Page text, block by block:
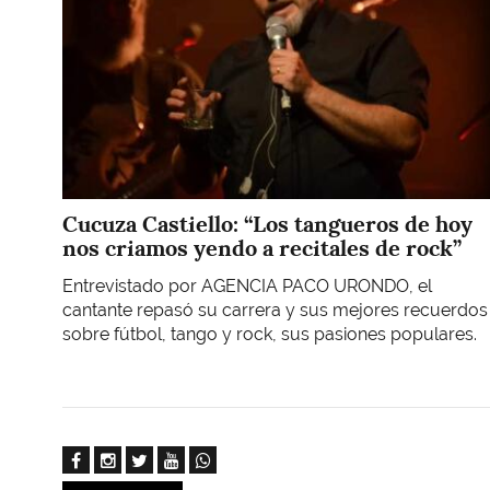
Cucuza Castiello: “Los tangueros de hoy
nos criamos yendo a recitales de rock”
Entrevistado por AGENCIA PACO URONDO, el
cantante repasó su carrera y sus mejores recuerdos
sobre fútbol, tango y rock, sus pasiones populares.